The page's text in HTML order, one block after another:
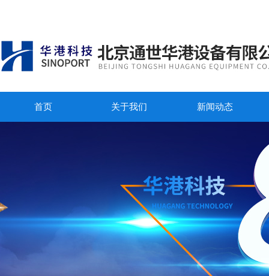
首页 关于我们 新闻动态